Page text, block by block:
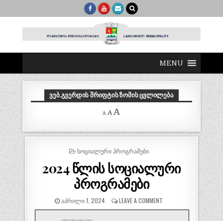
MENU
ᲕᲔᲑ.ᲒᲕᲔᲠᲓᲘᲡ ᲨᲠᲘᲤᲢᲘᲡ ᲖᲝᲛᲘᲡ ᲪᲕᲚᲘᲚᲔᲑᲐ
A
Decrease
font
A Reset
A
size.
POSTED
ᲡᲝᲪᲘᲐᲚᲣᲠᲘ ᲞᲠᲝᲒᲠᲐᲛᲔᲑᲘ
2024 წლის სოციალური
პროგრამები
ᲐᲞᲠᲘᲚᲘ 1, 2024 LEAVE A COMMENT